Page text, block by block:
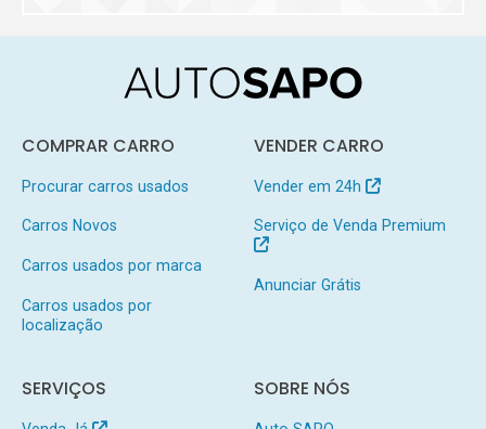
COMPRAR CARRO
Procurar carros usados
Carros Novos
Carros usados por marca
Carros usados por
localização
VENDER CARRO
Vender em 24h
Serviço de Venda Premium
Anunciar Grátis
SERVIÇOS SOBRE NÓS